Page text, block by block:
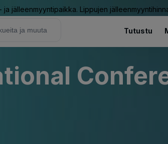
ja jälleenmyyntipaikka. Lippujen
Tutustu